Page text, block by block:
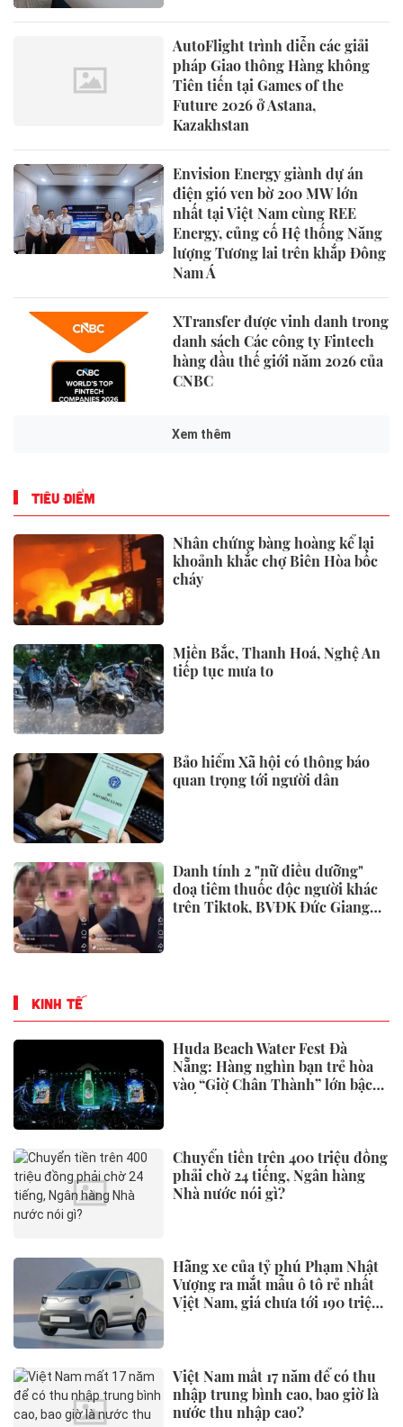
AutoFlight trình diễn các giải
pháp Giao thông Hàng không
Tiên tiến tại Games of the
Future 2026 ở Astana,
Kazakhstan
Envision Energy giành dự án
điện gió ven bờ 200 MW lớn
nhất tại Việt Nam cùng REE
Energy, củng cố Hệ thống Năng
lượng Tương lai trên khắp Đông
Nam Á
XTransfer được vinh danh trong
danh sách Các công ty Fintech
hàng đầu thế giới năm 2026 của
CNBC
Xem thêm
TIÊU ĐIỂM
Nhân chứng bàng hoàng kể lại
khoảnh khắc chợ Biên Hòa bốc
cháy
Miền Bắc, Thanh Hoá, Nghệ An
tiếp tục mưa to
Bảo hiểm Xã hội có thông báo
quan trọng tới người dân
Danh tính 2 "nữ điều dưỡng"
doạ tiêm thuốc độc người khác
trên Tiktok, BVĐK Đức Giang
KINH TẾ
Huda Beach Water Fest Đà
Nẵng: Hàng nghìn bạn trẻ hòa
vào “Giờ Chân Thành” lớn bậc
Chuyển tiền trên 400 triệu đồng
phải chờ 24 tiếng, Ngân hàng
Nhà nước nói gì?
Hãng xe của tỷ phú Phạm Nhật
Vượng ra mắt mẫu ô tô rẻ nhất
Việt Nam, giá chưa tới 190 triệu
Việt Nam mất 17 năm để có thu
nhập trung bình cao, bao giờ là
nước thu nhập cao?